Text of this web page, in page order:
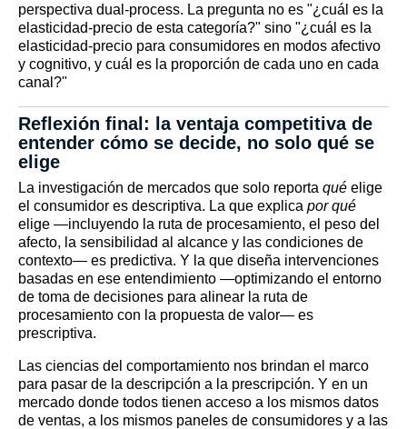
perspectiva dual-process. La pregunta no es "¿cuál es la
elasticidad-precio de esta categoría?" sino "¿cuál es la
elasticidad-precio para consumidores en modos afectivo
y cognitivo, y cuál es la proporción de cada uno en cada
canal?"
Reflexión final: la ventaja competitiva de
entender cómo se decide, no solo qué se
elige
La investigación de mercados que solo reporta qué elige
el consumidor es descriptiva. La que explica por qué
elige —incluyendo la ruta de procesamiento, el peso del
afecto, la sensibilidad al alcance y las condiciones de
contexto— es predictiva. Y la que diseña intervenciones
basadas en ese entendimiento —optimizando el entorno
de toma de decisiones para alinear la ruta de
procesamiento con la propuesta de valor— es
prescriptiva.
Las ciencias del comportamiento nos brindan el marco
para pasar de la descripción a la prescripción. Y en un
mercado donde todos tienen acceso a los mismos datos
de ventas, a los mismos paneles de consumidores y a las